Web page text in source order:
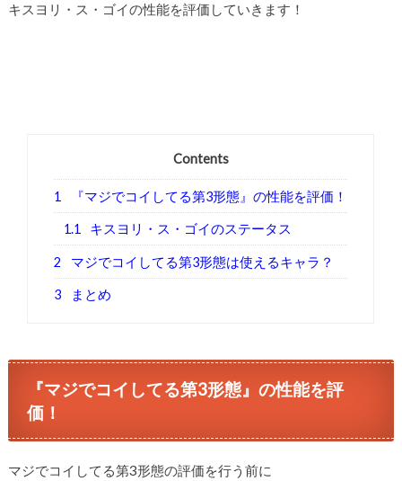
キスヨリ・ス・ゴイの性能を評価していきます！
Contents
1 『マジでコイしてる第3形態』の性能を評価！
1.1 キスヨリ・ス・ゴイのステータス
2 マジでコイしてる第3形態は使えるキャラ？
3 まとめ
『マジでコイしてる第3形態』の性能を評
価！
マジでコイしてる第3形態の評価を行う前に